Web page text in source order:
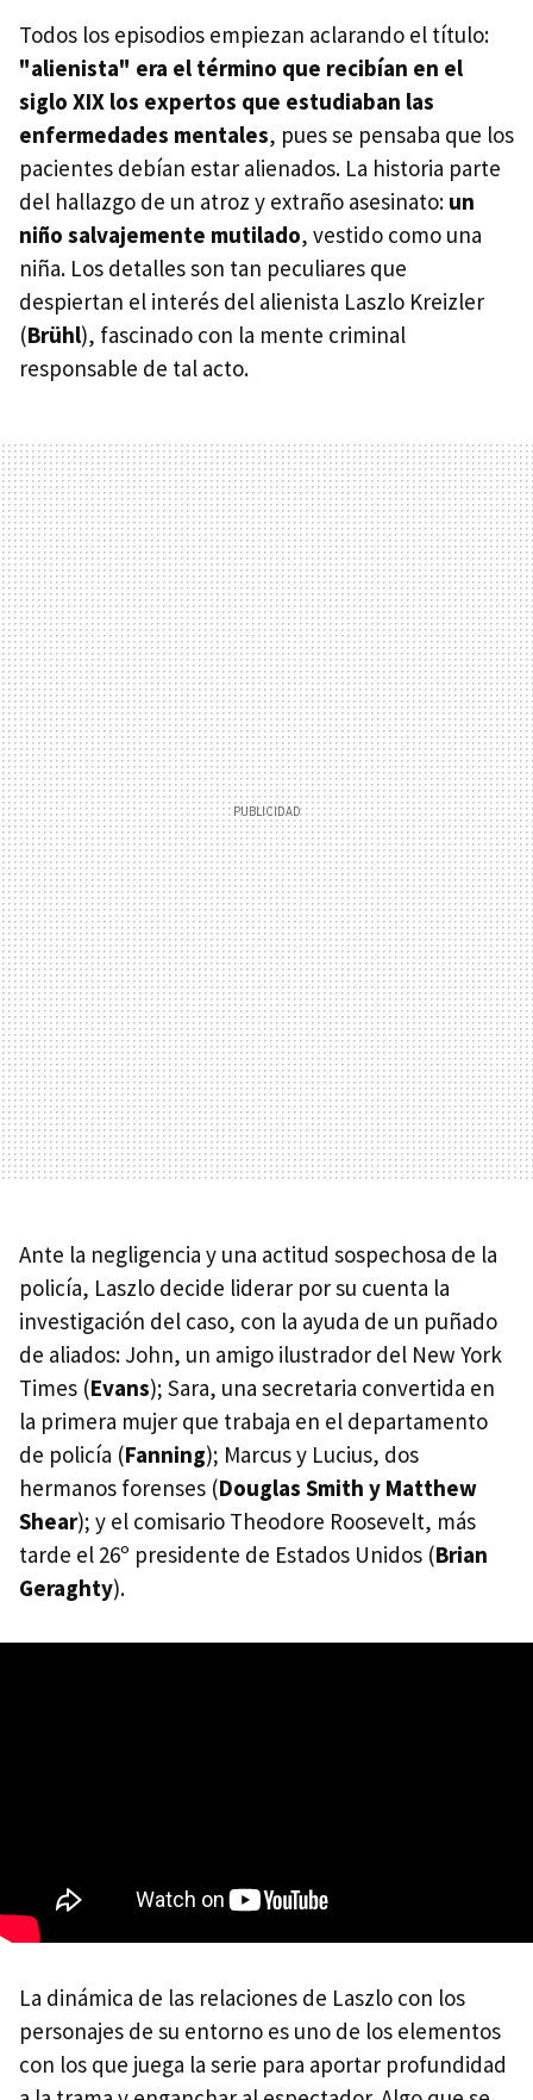
Todos los episodios empiezan aclarando el título:
"alienista" era el término que recibían en el
siglo XIX los expertos que estudiaban las
enfermedades mentales, pues se pensaba que los
pacientes debían estar alienados. La historia parte
del hallazgo de un atroz y extraño asesinato: un
niño salvajemente mutilado, vestido como una
niña. Los detalles son tan peculiares que
despiertan el interés del alienista Laszlo Kreizler
(Brühl), fascinado con la mente criminal
responsable de tal acto.
Ante la negligencia y una actitud sospechosa de la
policía, Laszlo decide liderar por su cuenta la
investigación del caso, con la ayuda de un puñado
de aliados: John, un amigo ilustrador del New York
Times (Evans); Sara, una secretaria convertida en
la primera mujer que trabaja en el departamento
de policía (Fanning); Marcus y Lucius, dos
hermanos forenses (Douglas Smith y Matthew
Shear); y el comisario Theodore Roosevelt, más
tarde el 26º presidente de Estados Unidos (Brian
Geraghty).
La dinámica de las relaciones de Laszlo con los
personajes de su entorno es uno de los elementos
con los que juega la serie para aportar profundidad